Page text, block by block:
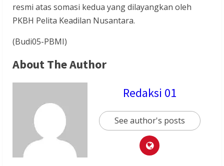
resmi atas somasi kedua yang dilayangkan oleh
PKBH Pelita Keadilan Nusantara.
(Budi05-PBMI)
About The Author
Redaksi 01
See author's posts